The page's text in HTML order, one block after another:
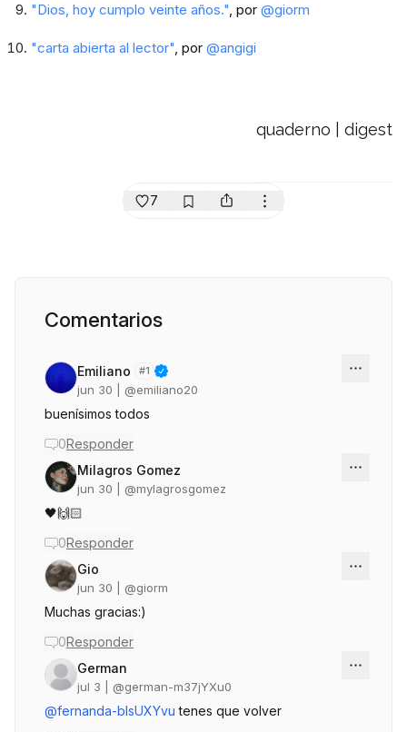
"Dios, hoy cumplo veinte años.", por @giorm
"carta abierta al lector", por @angigi
quaderno | digest
7
Comentarios
Emiliano #1
jun 30 | @emiliano20
buenísimos todos
0Responder
Milagros Gomez
jun 30 | @mylagrosgomez
🖤🙌🏻
0Responder
Gio
jun 30 | @giorm
Muchas gracias:)
0Responder
German
jul 3 | @german-m37jYXu0
@fernanda-bIsUXYvu tenes que volver